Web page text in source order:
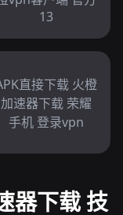
13
直接下载 火橙
加速器下载 荣耀
手机 登录vpn
器下载 技